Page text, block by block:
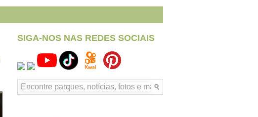
SIGA-NOS NAS REDES SOCIAIS